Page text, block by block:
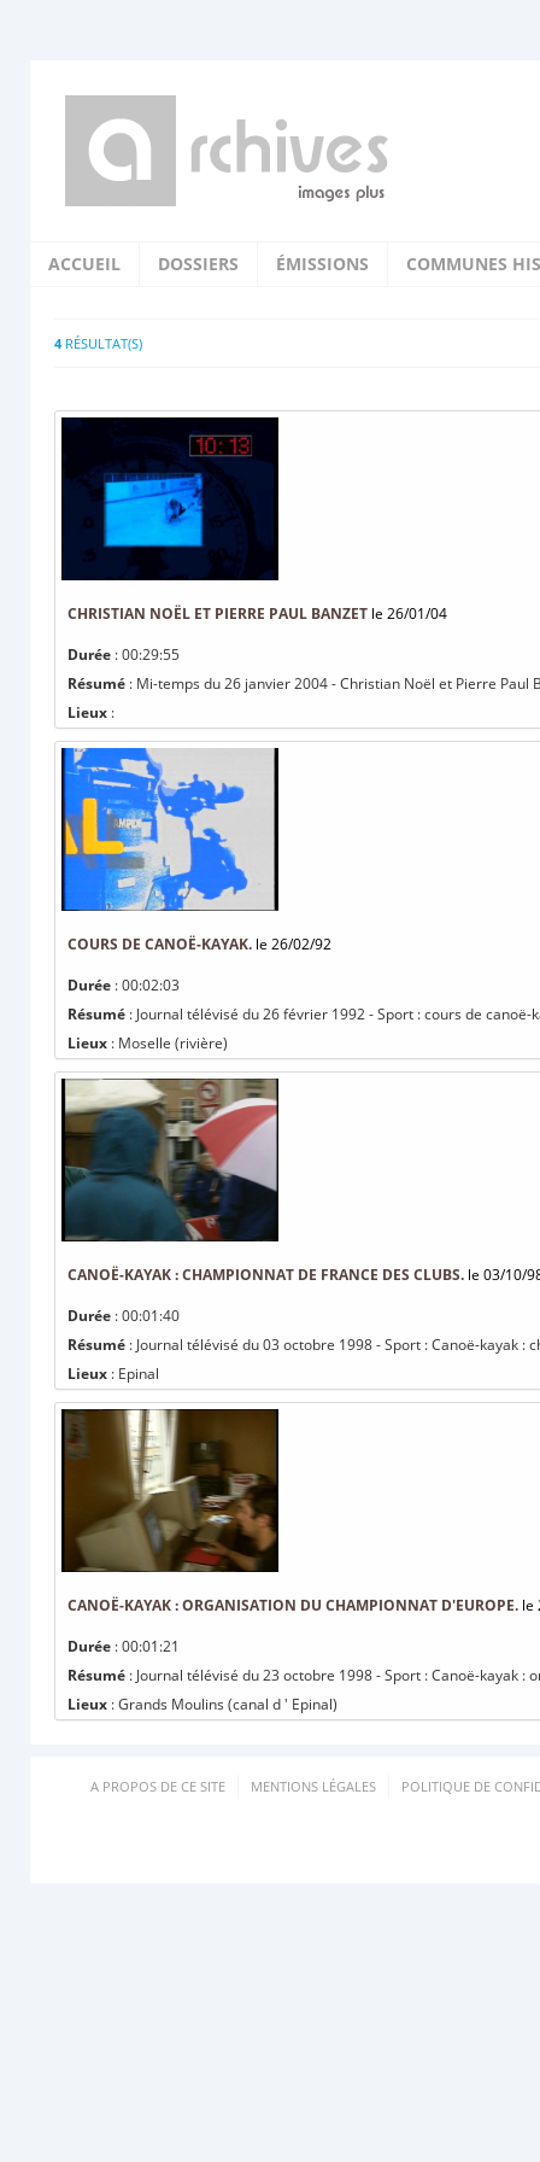
ACCUEIL DOSSIERS ÉMISSIONS COMMUNES
4RÉSULTAT(S)
CHRISTIAN NOËL ET PIERRE PAUL BANZET le 26/01/04
Durée : 00:29:55
Résumé : Mi-temps du 26 janvier 2004 - Christian Noël et Pierre Paul
Lieux :
COURS DE CANOË-KAYAK. le 26/02/92
Durée : 00:02:03
Résumé : Journal télévisé du 26 février 1992 - Sport : cours de canoë-
Lieux : Moselle (rivière)
CANOË-KAYAK : CHAMPIONNAT DE FRANCE DES CLUBS. le 03/10/
Durée : 00:01:40
Résumé : Journal télévisé du 03 octobre 1998 - Sport : Canoë-kayak :
Lieux : Epinal
CANOË-KAYAK : ORGANISATION DU CHAMPIONNAT D'EUROPE. le
Durée : 00:01:21
Résumé : Journal télévisé du 23 octobre 1998 - Sport : Canoë-kayak
Lieux : Grands Moulins (canal d ' Epinal)
A PROPOS DE CE SITE MENTIONS LÉGALES POLITIQUE DE